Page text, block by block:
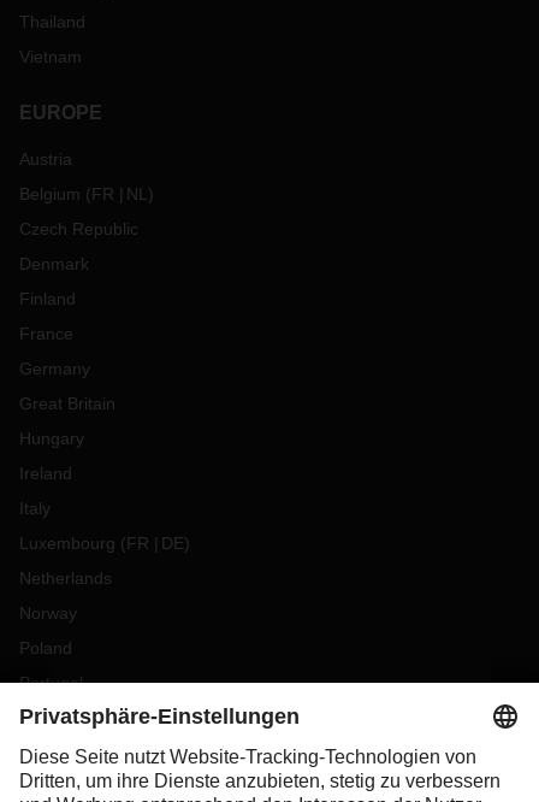
Thailand
Vietnam
EUROPE
Austria
Belgium (FR NL )
Czech Republic
Denmark
Finland
France
Germany
Great Britain
Hungary
Ireland
Italy
Luxembourg (FR DE)
Netherlands
Norway
Poland
Portugal
Romania
Slovakia
Spain